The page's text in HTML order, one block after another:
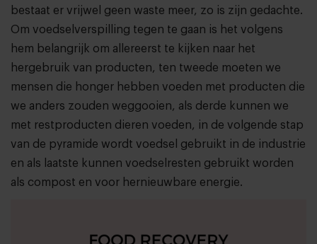
bestaat er vrijwel geen waste meer, zo is zijn gedachte.
Om voedselverspilling tegen te gaan is het volgens
hem belangrijk om allereerst te kijken naar het
hergebruik van producten, ten tweede moeten we
mensen die honger hebben voeden met producten die
we anders zouden weggooien, als derde kunnen we
met restproducten dieren voeden, in de volgende stap
van de pyramide wordt voedsel gebruikt in de industrie
en als laatste kunnen voedselresten gebruikt worden
als compost en voor hernieuwbare energie.